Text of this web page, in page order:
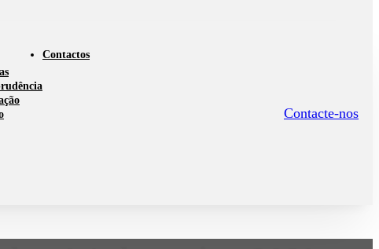
Contactos
Contacte-nos